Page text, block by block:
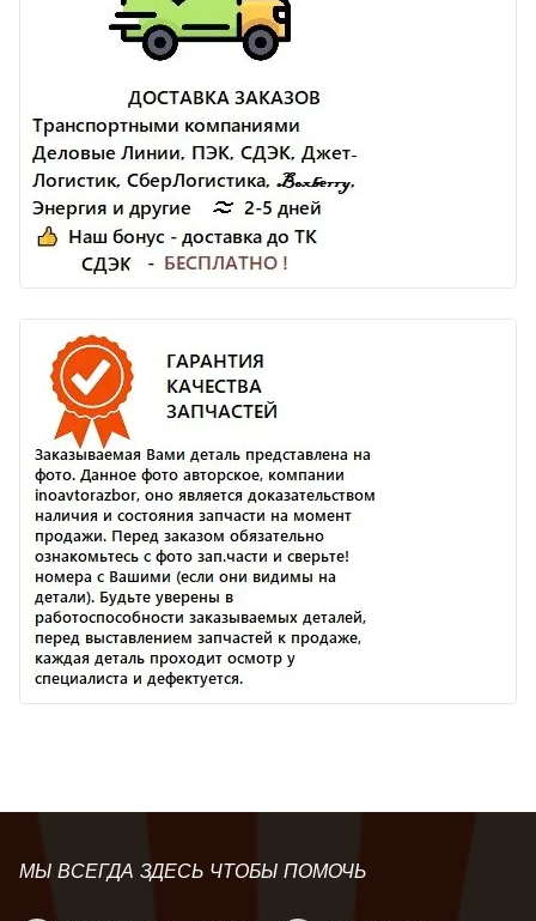
МЫ ВСЕГДА ЗДЕСЬ ЧТОБЫ ПОМОЧЬ